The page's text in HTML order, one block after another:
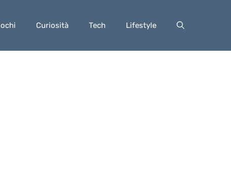
Curiosità Tech Lifestyle